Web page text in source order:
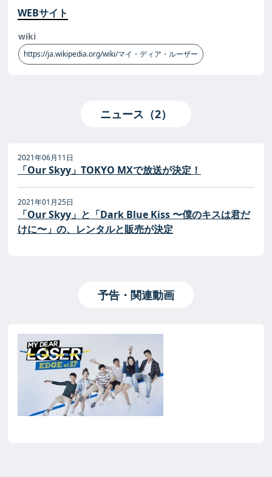
WEBサイト
wiki
https://ja.wikipedia.org/wiki/マイ・ディア・ルーザー
ニュース（2）
2021年06月11日
「Our Skyy」TOKYO MXで放送が決定！
2021年01月25日
「Our Skyy」と「Dark Blue Kiss 〜僕のキスは君だ
けに〜」の、レンタルと販売が決定
予告・関連動画